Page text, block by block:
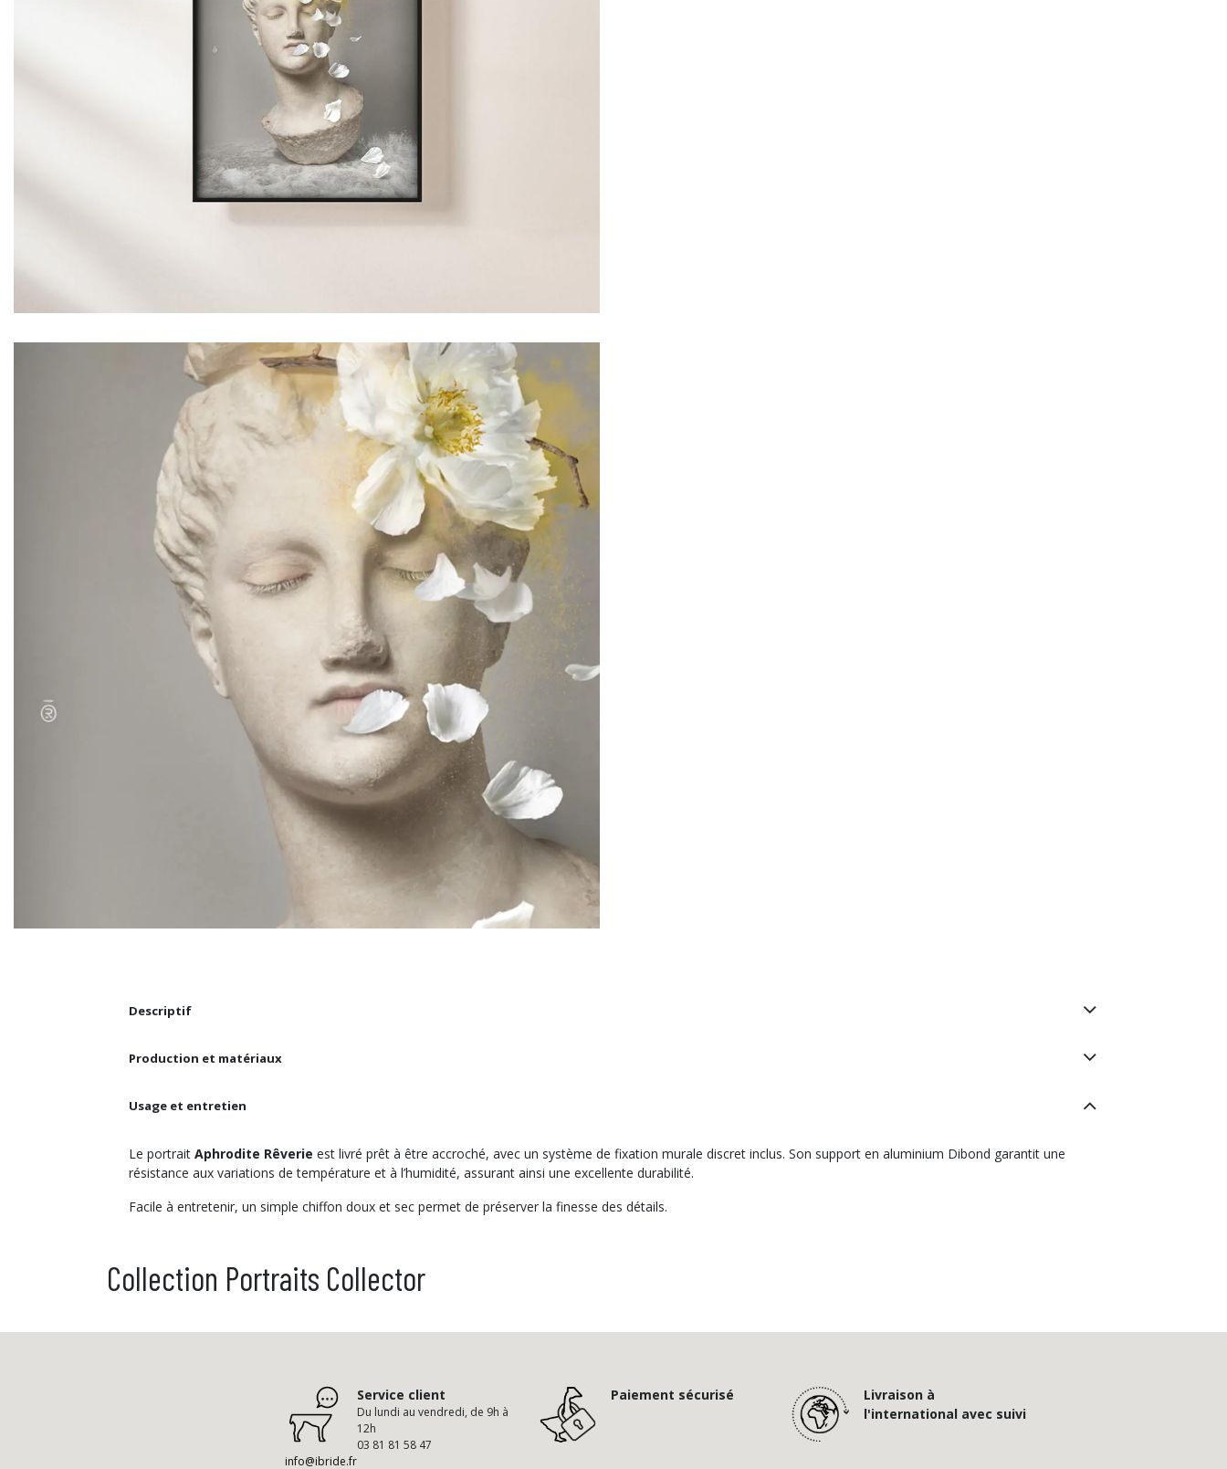
Descriptif
Production et matériaux
Usage et entretien
Le portrait Aphrodite Rêverie est livré prêt à être accroché, avec un système de fixation murale discret inclus. Son support en aluminium Dibond garantit une
résistance aux variations de température et à l’humidité, assurant ainsi une excellente durabilité.
Facile à entretenir, un simple chiffon doux et sec permet de préserver la finesse des détails.
Collection Portraits Collector
Livraison à
l'international avec suivi
Paiement sécurisé
Service client
Du lundi au vendredi, de 9h à
12h
03 81 81 58 47
info@ibride.fr